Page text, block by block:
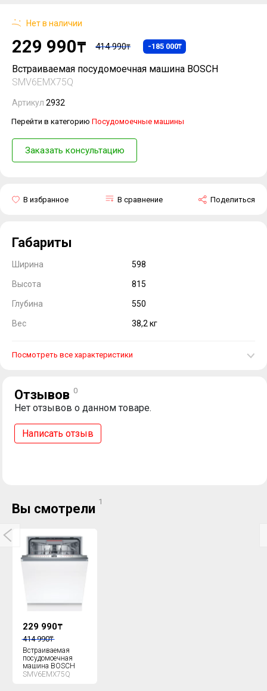
Встраиваемая посудомоечная машина BOSCH
SMV6EMX75Q
Артикул 2932
Перейти в категорию Посудомоечные машины
Заказать консультацию
Поделиться
В сравнение
В избранное
Нет в наличии
229 990₸ 414 990₸ -185 000₸
Габариты
Ширина 598
Высота 815
Глубина 550
Вес 38,2 кг
Посмотреть все характеристики
Отзывов 0
Нет отзывов о данном товаре.
Написать отзыв
Вы смотрели 1
229 990₸
414 990₸
Встраиваемая
посудомоечная
машина BOSCH
SMV6EMX75Q